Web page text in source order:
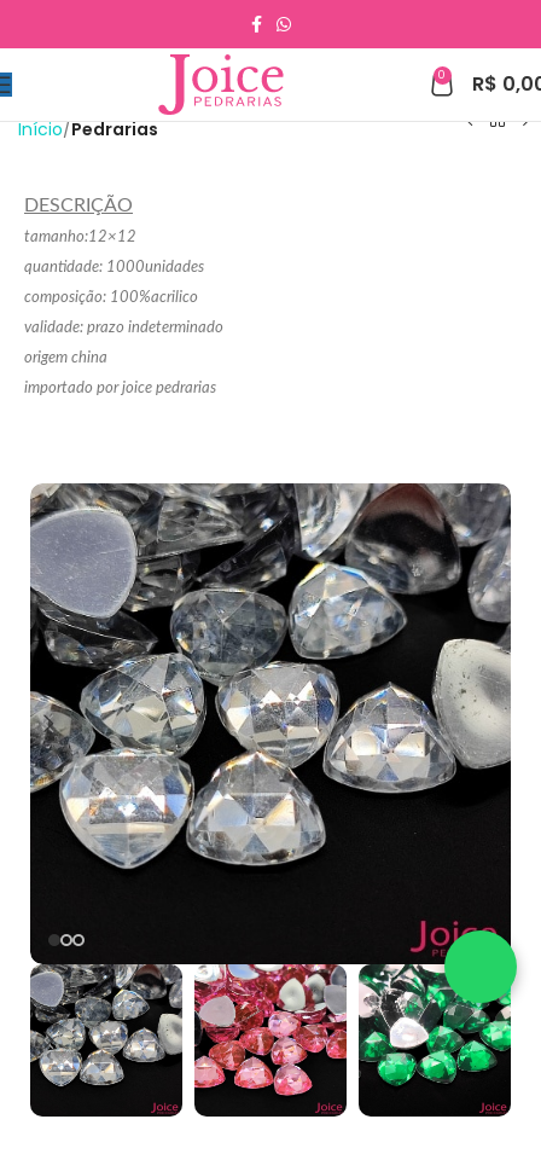
0 R$
Início Pedrarias
DESCRIÇÃO
tamanho:12×12
quantidade: 1000unidades
composição: 100%acrilico
validade: prazo indeterminado
origem china
importado por joice pedrarias